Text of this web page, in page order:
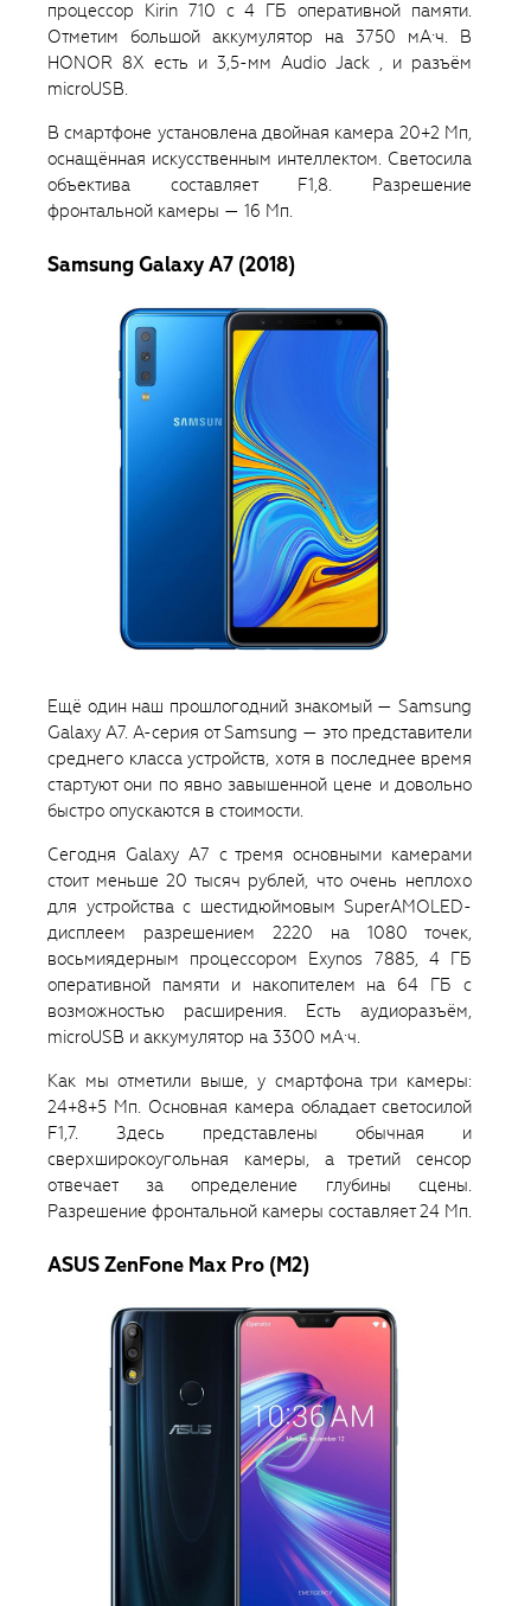
процессор Kirin 710 с 4 ГБ оперативной памяти.
Отметим большой аккумулятор на 3750 мА·ч. В
HONOR 8X есть и 3,5-мм Audio Jack , и разъём
microUSB.
В смартфоне установлена двойная камера 20+2 Мп,
оснащённая искусственным интеллектом. Светосила
объектива составляет F1,8. Разрешение
фронтальной камеры — 16 Мп.
Samsung Galaxy A7 (2018)
Ещё один наш прошлогодний знакомый — Samsung
Galaxy A7. A-серия от Samsung — это представители
среднего класса устройств, хотя в последнее время
стартуют они по явно завышенной цене и довольно
быстро опускаются в стоимости.
Сегодня Galaxy A7 с тремя основными камерами
стоит меньше 20 тысяч рублей, что очень неплохо
для устройства с шестидюймовым SuperAMOLED-
дисплеем разрешением 2220 на 1080 точек,
восьмиядерным процессором Exynos 7885, 4 ГБ
оперативной памяти и накопителем на 64 ГБ с
возможностью расширения. Есть аудиоразъём,
microUSB и аккумулятор на 3300 мА·ч.
Как мы отметили выше, у смартфона три камеры:
24+8+5 Мп. Основная камера обладает светосилой
F1,7. Здесь представлены обычная и
сверхширокоугольная камеры, а третий сенсор
отвечает за определение глубины сцены.
Разрешение фронтальной камеры составляет 24 Мп.
ASUS ZenFone Max Pro (M2)